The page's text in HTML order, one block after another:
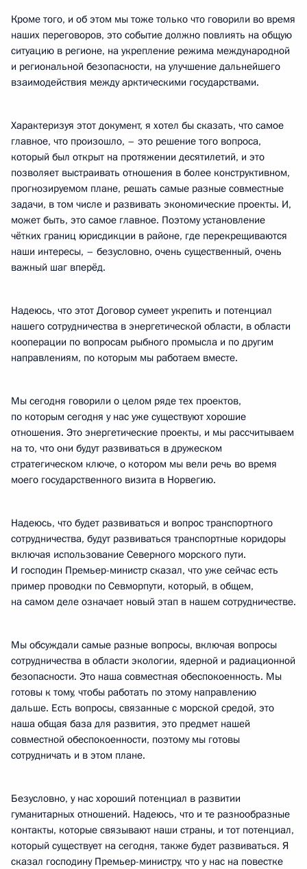
Кроме того, и об этом мы тоже только что говорили во время
наших переговоров, это событие должно повлиять на общую
ситуацию в регионе, на укрепление режима международной
и региональной безопасности, на улучшение дальнейшего
взаимодействия между арктическими государствами.
Характеризуя этот документ, я хотел бы сказать, что самое
главное, что произошло, – это решение того вопроса,
который был открыт на протяжении десятилетий, и это
позволяет выстраивать отношения в более конструктивном,
прогнозируемом плане, решать самые разные совместные
задачи, в том числе и развивать экономические проекты. И,
может быть, это самое главное. Поэтому установление
чётких границ юрисдикции в районе, где перекрещиваются
наши интересы, – безусловно, очень существенный, очень
важный шаг вперёд.
Надеюсь, что этот Договор сумеет укрепить и потенциал
нашего сотрудничества в энергетической области, в области
кооперации по вопросам рыбного промысла и по другим
направлениям, по которым мы работаем вместе.
Мы сегодня говорили о целом ряде тех проектов,
по которым сегодня у нас уже существуют хорошие
отношения. Это энергетические проекты, и мы рассчитываем
на то, что они будут развиваться в дружеском
стратегическом ключе, о котором мы вели речь во время
моего государственного визита в Норвегию.
Надеюсь, что будет развиваться и вопрос транспортного
сотрудничества, будут развиваться транспортные коридоры
включая использование Северного морского пути.
И господин Премьер-министр сказал, что уже сейчас есть
пример проводки по Севморпути, который, в общем,
на самом деле означает новый этап в нашем сотрудничестве.
Мы обсуждали самые разные вопросы, включая вопросы
сотрудничества в области экологии, ядерной и радиационной
безопасности. Это наша совместная обеспокоенность. Мы
готовы к тому, чтобы работать по этому направлению
дальше. Есть вопросы, связанные с морской средой, это
наша общая база для развития, это предмет нашей
совместной обеспокоенности, поэтому мы готовы
сотрудничать и в этом плане.
Безусловно, у нас хороший потенциал в развитии
гуманитарных отношений. Надеюсь, что и те разнообразные
контакты, которые связывают наши страны, и тот потенциал,
который существует на сегодня, также будет развиваться. Я
сказал господину Премьер-министру, что у нас на повестке